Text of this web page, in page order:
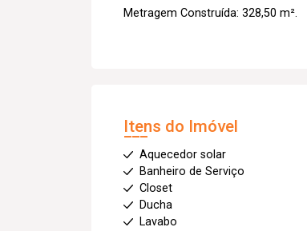
Metragem Construída: 328,50 m².
Itens do Imóvel
Aquecedor solar
Banheiro de Serviço
Closet
Ducha
Lavabo